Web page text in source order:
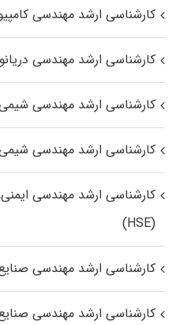
کارشناسی ارشد مهندسی
کارشناسی ارشد مهندسی
کارشناسی ارشد مهندسی
کارشناسی ارشد مهندسی شیمی
کارشناسی ارشد مهندسی
(HSE)
کارشناسی ارشد مهندسی
کارشناسی ارشد مهندسی